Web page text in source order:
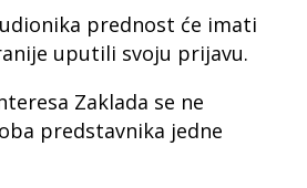
prednost će imati
uputili svoju prijavu.
Zaklada se ne
predstavnika jedne